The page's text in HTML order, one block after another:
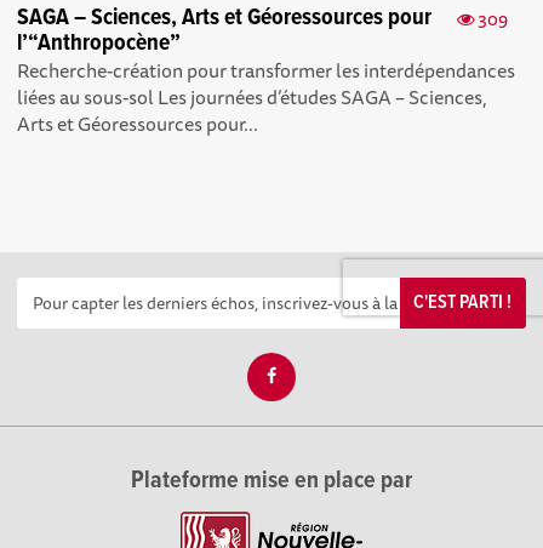
309
SAGA – Sciences, Arts et Géoressources pour
l’“Anthropocène”
Recherche-création pour transformer les interdépendances
liées au sous-sol Les journées d’études SAGA – Sciences,
Arts et Géoressources pour...
C'EST PARTI !
Plateforme mise en place par